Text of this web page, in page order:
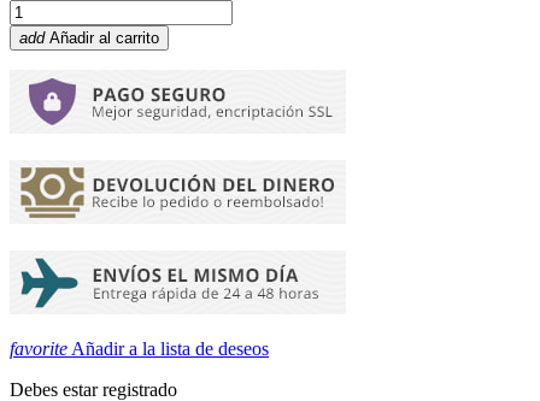
add Añadir al carrito
favorite Añadir a la lista de deseos
Debes estar registrado